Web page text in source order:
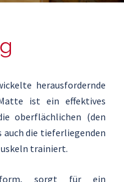
herausfordernde
ist ein effektives
oberflächlichen (den
die tieferliegenden
trainiert.
sorgt für ein